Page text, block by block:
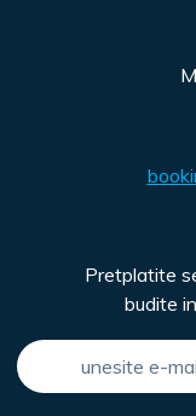
Pretplatite
budite